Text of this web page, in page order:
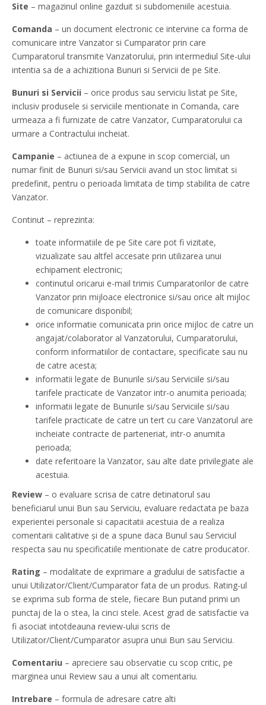
Site – magazinul online gazduit si subdomeniile acestuia.
Comanda – un document electronic ce intervine ca forma de
comunicare intre Vanzator si Cumparator prin care
Cumparatorul transmite Vanzatorului, prin intermediul Site-ului
intentia sa de a achizitiona Bunuri si Servicii de pe Site.
Bunuri si Servicii – orice produs sau serviciu listat pe Site,
inclusiv produsele si serviciile mentionate in Comanda, care
urmeaza a fi furnizate de catre Vanzator, Cumparatorului ca
urmare a Contractului incheiat.
Campanie – actiunea de a expune in scop comercial, un
numar finit de Bunuri si/sau Servicii avand un stoc limitat si
predefinit, pentru o perioada limitata de timp stabilita de catre
Vanzator.
Continut – reprezinta:
toate informatiile de pe Site care pot fi vizitate,
vizualizate sau altfel accesate prin utilizarea unui
echipament electronic;
continutul oricarui e-mail trimis Cumparatorilor de catre
Vanzator prin mijloace electronice si/sau orice alt mijloc
de comunicare disponibil;
orice informatie comunicata prin orice mijloc de catre un
angajat/colaborator al Vanzatorului, Cumparatorului,
conform informatiilor de contactare, specificate sau nu
de catre acesta;
informatii legate de Bunurile si/sau Serviciile si/sau
tarifele practicate de Vanzator intr-o anumita perioada;
informatii legate de Bunurile si/sau Serviciile si/sau
tarifele practicate de catre un tert cu care Vanzatorul are
incheiate contracte de parteneriat, intr-o anumita
perioada;
date referitoare la Vanzator, sau alte date privilegiate ale
acestuia.
Review – o evaluare scrisa de catre detinatorul sau
beneficiarul unui Bun sau Serviciu, evaluare redactata pe baza
experientei personale si capacitatii acestuia de a realiza
comentarii calitative și de a spune daca Bunul sau Serviciul
respecta sau nu specificatiile mentionate de catre producator.
Rating – modalitate de exprimare a gradului de satisfactie a
unui Utilizator/Client/Cumparator fata de un produs. Rating-ul
se exprima sub forma de stele, fiecare Bun putand primi un
punctaj de la o stea, la cinci stele. Acest grad de satisfactie va
fi asociat intotdeauna review-ului scris de
Utilizator/Client/Cumparator asupra unui Bun sau Serviciu.
Comentariu – apreciere sau observatie cu scop critic, pe
marginea unui Review sau a unui alt comentariu.
Intrebare – formula de adresare catre alti